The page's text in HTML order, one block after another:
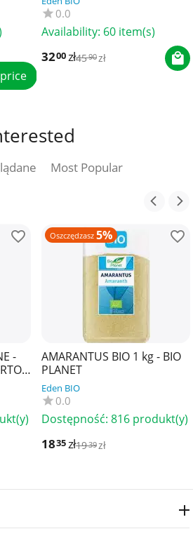
0.0
Availability: 60 item(s)
3200zł4590zł
Most Popular
-
Oszczędzasz 5%
AMARANTUS BIO 1 kg - BIO
PLANET
Eden BIO
0.0
Dostępność: 816 produkt(y)
1835zł1939zł